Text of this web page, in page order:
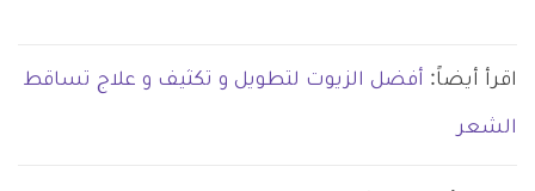
اقرأ أيضاً: أفضل الزيوت لتطويل و تكثيف و علاج تساقط
الشعر